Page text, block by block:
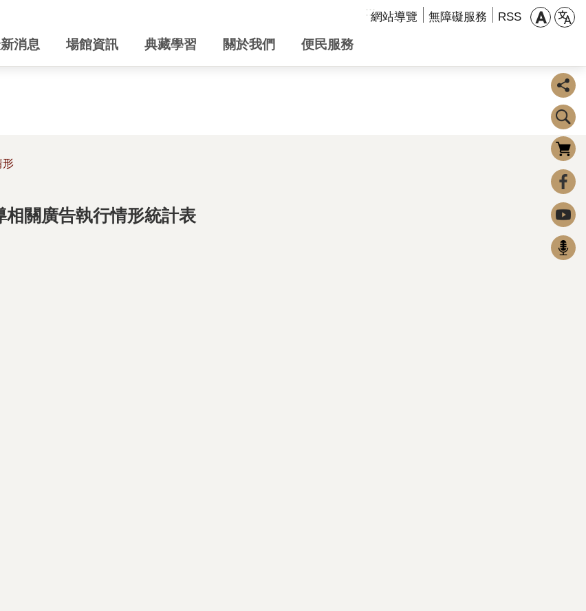
:::網站導覽 無障礙服務 RSS
消息 場館資訊 典藏學習 關於我們 便民服務
形
相關廣告執行情形統計表